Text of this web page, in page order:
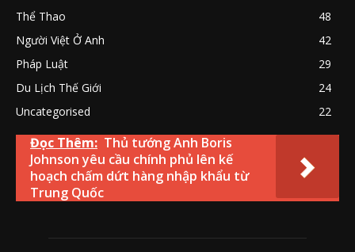
Thể Thao
48
Người Việt Ở Anh
42
Pháp Luật
29
Du Lịch Thế Giới
24
Uncategorised
22
Đọc Thêm: Thủ tướng Anh Boris
Johnson yêu cầu chính phủ lên kế
hoạch chấm dứt hàng nhập khẩu từ
Trung Quốc